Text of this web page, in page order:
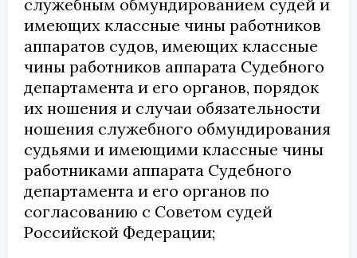
служебным обмундированием судей и
имеющих классные чины работников
аппаратов судов, имеющих классные
чины работников аппарата Судебного
департамента и его органов, порядок
их ношения и случаи обязательности
ношения служебного обмундирования
судьями и имеющими классные чины
работниками аппарата Судебного
департамента и его органов по
согласованию с Советом судей
Российской Федерации;